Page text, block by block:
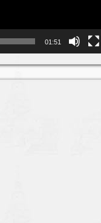
01:51